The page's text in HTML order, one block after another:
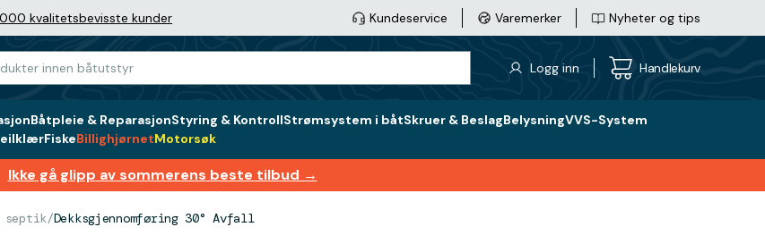
kvalitetsbevisste kunder Kundeservice Varemerker Nyheter og tips
Logg inn Handlekurv
Båtpleie & ReparasjonStyring & KontrollStrømsystem i båtSkruer & BeslagBelysningVVS-System
FiskeBillighjørnetMotorsøk
Ikke gå glipp av sommerens beste tilbud →
septik/Dekksgjennomføring 30° Avfall